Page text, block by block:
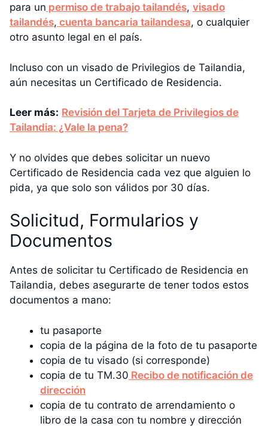
para un permiso de trabajo tailandés, visado
tailandés, cuenta bancaria tailandesa, o cualquier
otro asunto legal en el país.
Incluso con un visado de Privilegios de Tailandia,
aún necesitas un Certificado de Residencia.
Leer más: Revisión del Tarjeta de Privilegios de
Tailandia: ¿Vale la pena?
Y no olvides que debes solicitar un nuevo
Certificado de Residencia cada vez que alguien lo
pida, ya que solo son válidos por 30 días.
Solicitud, Formularios y
Documentos
Antes de solicitar tu Certificado de Residencia en
Tailandia, debes asegurarte de tener todos estos
documentos a mano:
tu pasaporte
copia de la página de la foto de tu pasaporte
copia de tu visado (si corresponde)
copia de tu TM.30 Recibo de notificación de
dirección
copia de tu contrato de arrendamiento o
libro de la casa con tu nombre y dirección